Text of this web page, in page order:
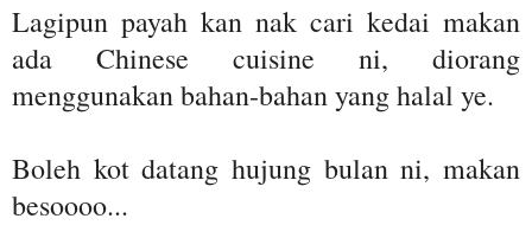
Lagipun payah kan nak cari kedai makan
ada Chinese cuisine ni, diorang
menggunakan bahan-bahan yang halal ye.
Boleh kot datang hujung bulan ni, makan
besoooo...